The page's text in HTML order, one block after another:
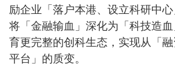
励企业「落户本港、设立科研中
将「金融输血」深化为「科技造
育更完整的创科生态，实现从「
平台」的质变。